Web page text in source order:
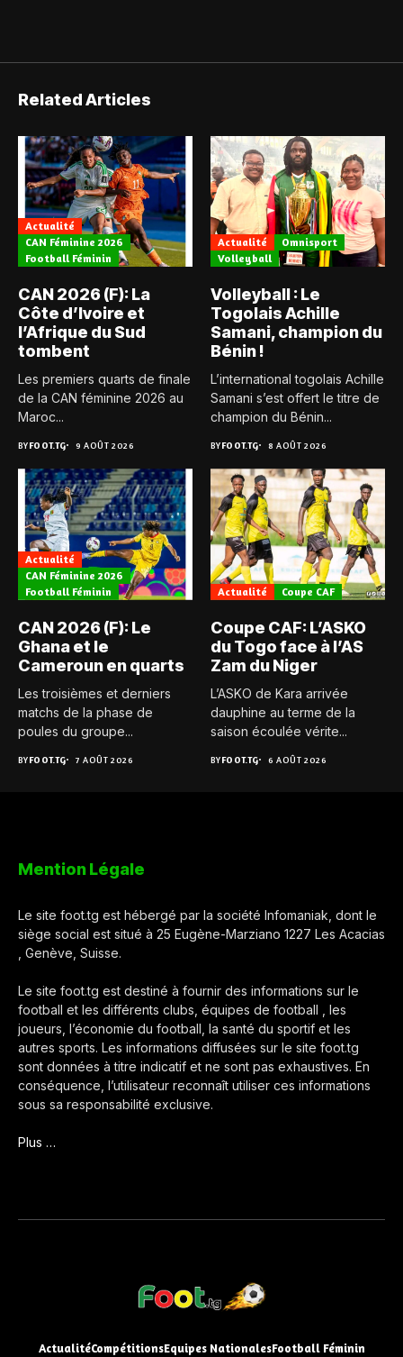
Related Articles
Actualité
CAN Féminine 2026
Football Féminin
CAN 2026 (F): La
Côte d’Ivoire et
l’Afrique du Sud
tombent
Les premiers quarts de finale
de la CAN féminine 2026 au
Maroc...
BYFOOT.TG 9 AOÛT 2026
Actualité
Omnisport
Volleyball
Volleyball : Le
Togolais Achille
Samani, champion du
Bénin !
L’international togolais Achille
Samani s’est offert le titre de
champion du Bénin...
BYFOOT.TG 8 AOÛT 2026
Actualité
CAN Féminine 2026
Football Féminin
CAN 2026 (F): Le
Ghana et le
Cameroun en quarts
Les troisièmes et derniers
matchs de la phase de
poules du groupe...
BYFOOT.TG 7 AOÛT 2026
Actualité Coupe CAF
Coupe CAF: L’ASKO
du Togo face à l’AS
Zam du Niger
L’ASKO de Kara arrivée
dauphine au terme de la
saison écoulée vérite...
BYFOOT.TG 6 AOÛT 2026
Mention Légale
Le site foot.tg est hébergé par la société Infomaniak, dont le
siège social est situé à 25 Eugène-Marziano 1227 Les Acacias
, Genève, Suisse.
Le site foot.tg est destiné à fournir des informations sur le
football et les différents clubs, équipes de football , les
joueurs, l’économie du football, la santé du sportif et les
autres sports. Les informations diffusées sur le site foot.tg
sont données à titre indicatif et ne sont pas exhaustives. En
conséquence, l’utilisateur reconnaît utiliser ces informations
sous sa responsabilité exclusive.
Plus …
ActualitéCompétitionsEquipes NationalesFootball Féminin